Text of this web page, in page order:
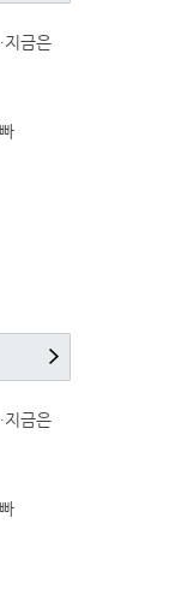
지금은
지금은